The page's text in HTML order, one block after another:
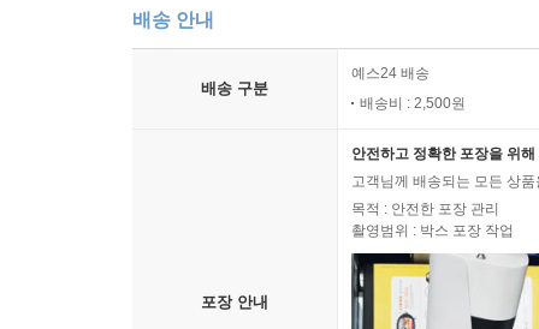
배송 안내
배송 구분
예스24 배송
배송비 : 2,500원
포장 안내
안전하고 정확한 포장을 위
고객님께 배송되는 모든 상
목적 : 안전한 포장 관리
촬영범위 : 박스 포장 작업